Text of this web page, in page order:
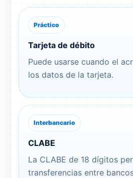
Práctico
Tarjeta de débito
Puede usarse cuando el
los datos de la tarjeta.
Interbancario
CLABE
La CLABE de 18 dígitos
transferencias entre